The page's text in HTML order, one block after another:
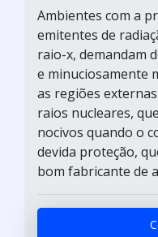
Ambientes com a
emitentes de
raio-x, demandam
e minuciosamente
as regiões
raios nucleares,
nocivos quando o
devida proteção,
bom fabricante de